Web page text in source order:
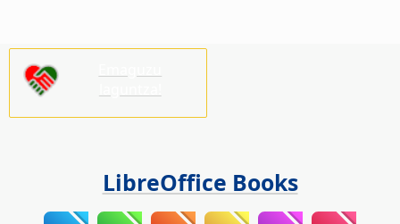
LibreOffice Books